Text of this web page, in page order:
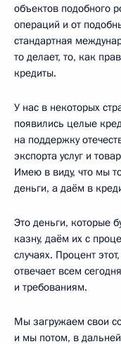
объектов подобного
операций и от
стандартная
то делает, то, как
кредиты.
У нас в некоторых
появились целые
на поддержку
экспорта услуг и
Имею в виду, что мы
деньги, а даём в
Это деньги, которые
казну, даём их с
случаях. Процент
отвечает всем
и требованиям.
Мы загружаем свои
и мы потом, в